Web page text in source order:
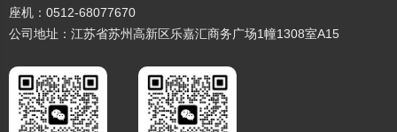
座机：0512-68077670
公司地址：江苏省苏州高新区乐嘉汇商务广场1幢1308室A15